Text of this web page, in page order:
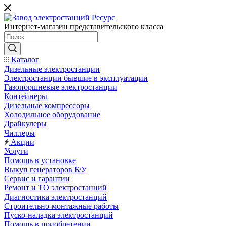
Интернет-магазин представительского класса
Каталог
Дизельные электростанции
Электростанции бывшие в эксплуатации
Газопоршневые электростанции
Контейнеры
Дизельные компрессоры
Холодильное оборудование
Драйкулеры
Чиллеры
Акции
Услуги
Помощь в установке
Выкуп генераторов Б/У
Сервис и гарантии
Ремонт и ТО электростанций
Диагностика электростанций
Строительно-монтажные работы
Пуско-наладка электростанций
Помощь в приобретении